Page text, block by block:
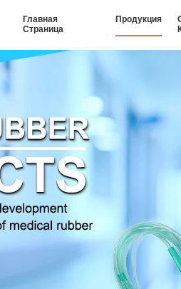
Главная
Страница
Продукция